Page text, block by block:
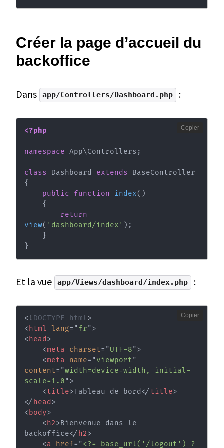
Créer la page d’accueil du
backoffice
Dans app/Controllers/Dashboard.php :
<?php
namespace App\Controllers ;
class Dashboard extends
BaseController
{
public
function index( )
{
return
view( 'dashboard/index' ) ;
}
}
Copier
Et la vue app/Views/dashboard/index.php :
<! DOCTYPE html>
< html lang= "fr">
< head >
<meta charset= "UTF-8">
<meta name= "viewport"
content= "width=device-width, initial-
scale=1.0">
<title>Tableau de bord </ title>
</ head >
< body>
< h2>Bienvenue dans le
backoffice</ h2>
<a href= "<?= base_url('/logout') ?
Copier